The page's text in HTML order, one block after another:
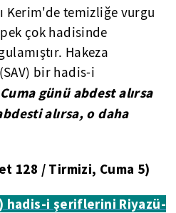
Kerim'de temizliğe vurgu
çok hadisinde
Hakeza
bir hadis-i
günü abdest alırsa
alırsa, o daha
128 / Tirmizi, Cuma 5)
hadis-i şeriflerini Riyazü-